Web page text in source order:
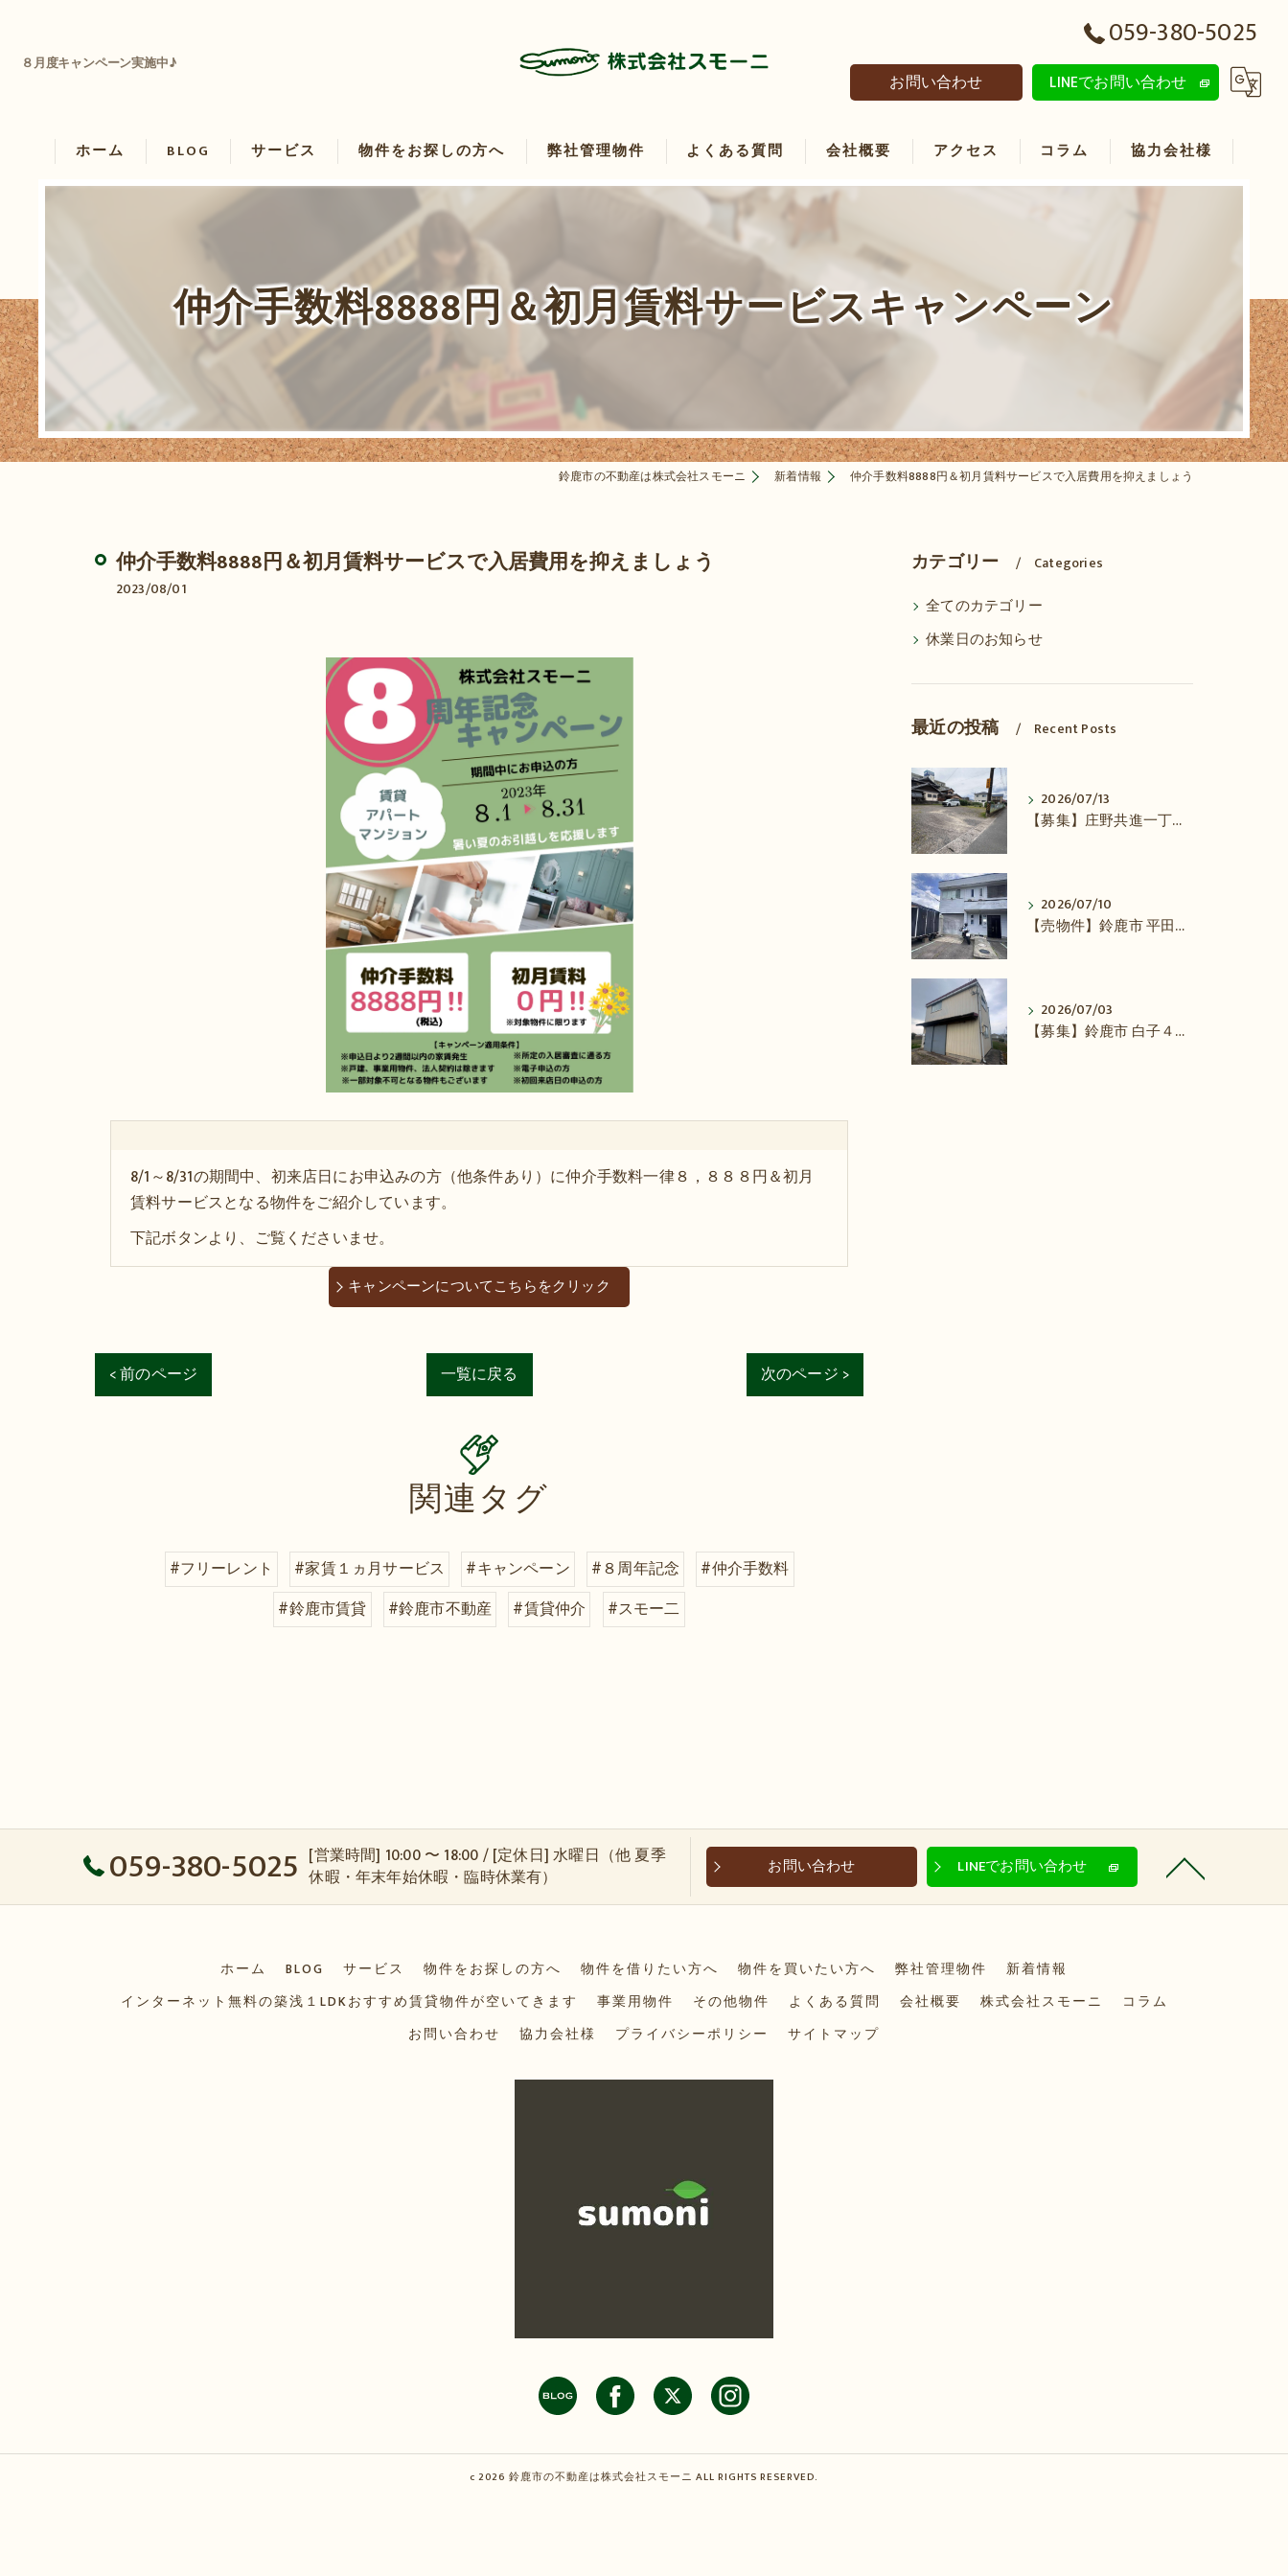
８月度キャンペーン実施中♪
059-380-5025
お問い合わせ LINEでお問い合わせ
ホーム BLOG サービス 物件をお探しの方へ
物件を借りたい方へ
物件を買いたい方へ
弊社管理物件 よくある質問 会社概要 アクセス コラム 協力会社様
仲介手数料8888円＆初月賃料サービスキャンペーン
鈴鹿市の不動産は株式会社スモーニ 新着情報 仲介手数料8888円＆初月賃料サービスで入居費用を抑えましょう
仲介手数料8888円＆初月賃料サービスで入居費用を抑えましょう
2023/08/01
8/1～8/31の期間中、初来店日にお申込みの方（他条件あり）に仲介手数料一律８，８８８円＆初月
賃料サービスとなる物件をご紹介しています。
下記ボタンより、ご覧くださいませ。
キャンペーンについてこちらをクリック
< 前のページ 一覧に戻る 次のページ >
関連タグ
#フリーレント #家賃１ヵ月サービス #キャンペーン #８周年記念
#仲介手数料
#鈴鹿市賃貸
#鈴鹿市不動産 #賃貸仲介 #スモー二
カテゴリー Categories
全てのカテゴリー
休業日のお知らせ
最近の投稿 Recent Posts
2026/07/13
【募集】庄野共進一丁目 駐車場
2026/07/10
【売物件】鈴鹿市 平田本町２丁目の売事務所
2026/07/03
【募集】鈴鹿市 白子４丁目(白子駅) の貸倉庫
059-380-5025 [営業時間] 10:00 〜 18:00 / [定休日] 水曜日（他 夏季
休暇・年末年始休暇・臨時休業有）
お問い合わせ LINEでお問い合わせ
ホーム BLOG サービス 物件をお探しの方へ 物件を借りたい方へ 物件を買いたい方へ 弊社管理物件
新着情報
インターネット無料の築浅１LDKおすすめ賃貸物件が空いてきます
事業用物件 その他物件 よくある質問 会社概要 株式会社スモーニ
コラム
お問い合わせ
協力会社様 プライバシーポリシー サイトマップ
c 2026 鈴鹿市の不動産は株式会社スモーニ ALL RIGHTS RESERVED.